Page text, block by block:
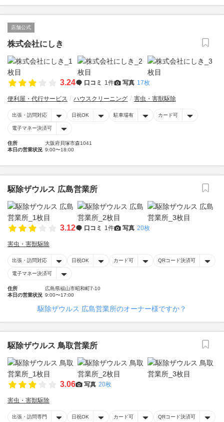
店舗公式
株式会社にしき
3.24 口コミ 1件 写真 17枚
便利屋・代行サービス ハウスクリーニング 害虫・害獣駆除
出張・訪問対応 日祝OK 駐車場有 カード可
電子マネー決済可
住所
大阪府貝塚市森1041
本日の営業状況 9:00〜18:00
駆除ザウルス 広島営業所
3.12 口コミ 1件 写真 20枚
害虫・害獣駆除
出張・訪問対応 日祝OK カード可 QRコード決済可
電子マネー決済可
住所
広島県福山市昭和町7-10
本日の営業状況 9:00〜17:00
駆除ザウルス 広島営業所のオーナー様ですか？
駆除ザウルス 鳥取営業所
3.06 写真 20枚
害虫・害獣駆除
出張・訪問専門 日祝OK カード可 QRコード決済可